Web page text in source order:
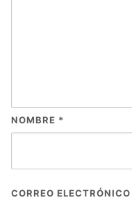
NOMBRE *
CORREO ELECTRÓNICO